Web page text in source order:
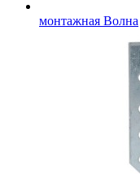
монтажная Волна